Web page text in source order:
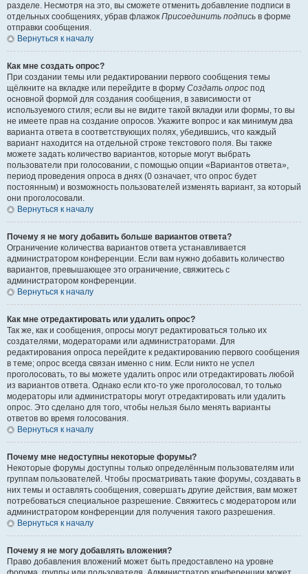
разделе. Несмотря на это, вы сможете отменить добавление подписи в
отдельных сообщениях, убрав флажок Присоединить подпись в форме
отправки сообщения.
Вернуться к началу
Как мне создать опрос?
При создании темы или редактировании первого сообщения темы
щёлкните на вкладке или перейдите в форму Создать опрос под
основной формой для создания сообщения, в зависимости от
используемого стиля; если вы не видите такой вкладки или формы, то вы
не имеете прав на создание опросов. Укажите вопрос и как минимум два
варианта ответа в соответствующих полях, убедившись, что каждый
вариант находится на отдельной строке текстового поля. Вы также
можете задать количество вариантов, которые могут выбрать
пользователи при голосовании, с помощью опции «Вариантов ответа»,
период проведения опроса в днях (0 означает, что опрос будет
постоянным) и возможность пользователей изменять вариант, за который
они проголосовали.
Вернуться к началу
Почему я не могу добавить больше вариантов ответа?
Ограничение количества вариантов ответа устанавливается
администратором конференции. Если вам нужно добавить количество
вариантов, превышающее это ограничение, свяжитесь с
администратором конференции.
Вернуться к началу
Как мне отредактировать или удалить опрос?
Так же, как и сообщения, опросы могут редактироваться только их
создателями, модераторами или администраторами. Для
редактирования опроса перейдите к редактированию первого сообщения
в теме; опрос всегда связан именно с ним. Если никто не успел
проголосовать, то вы можете удалить опрос или отредактировать любой
из вариантов ответа. Однако если кто-то уже проголосовал, то только
модераторы или администраторы могут отредактировать или удалить
опрос. Это сделано для того, чтобы нельзя было менять варианты
ответов во время голосования.
Вернуться к началу
Почему мне недоступны некоторые форумы?
Некоторые форумы доступны только определённым пользователям или
группам пользователей. Чтобы просматривать такие форумы, создавать в
них темы и оставлять сообщения, совершать другие действия, вам может
потребоваться специальное разрешение. Свяжитесь с модератором или
администратором конференции для получения такого разрешения.
Вернуться к началу
Почему я не могу добавлять вложения?
Право добавления вложений может быть предоставлено на уровне